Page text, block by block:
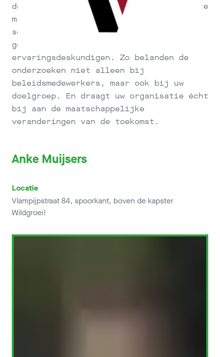
door onderzoeksrapporten begrijpelijk te
maken. Ik spreek de taal van de
schoonmaker tot advocaat, en ga in
gesprek met burgers en
ervaringsdeskundigen. Zo belanden de
onderzoeken niet alleen bij
beleidsmedewerkers, maar ook bij uw
doelgroep. En draagt uw organisatie écht
bij aan de maatschappelijke
veranderingen van de toekomst.
Anke Muijsers
Locatie
Vlampijpstraat 84, spoorkant, boven de kapster
Wildgroei!